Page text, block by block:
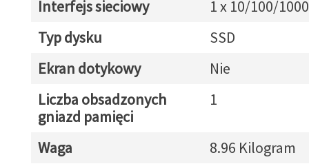
Interfejs sieciowy
1 x 10/100/
Typ dysku
SSD
Ekran dotykowy
Nie
Liczba obsadzonych
gniazd pamięci
1
Waga
8.96 Kilogram